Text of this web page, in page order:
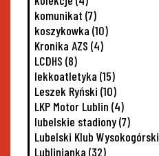
komunikat (7)
koszykowka (10)
Kronika AZS (4)
LCDHS (8)
lekkoatletyka (15)
Leszek Ryński (10)
LKP Motor Lublin (4)
lubelskie stadiony(7)
Lubelski Klub Wysokogórski
Lublinianka (32)